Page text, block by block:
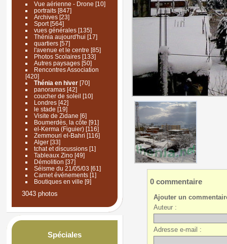
Vue aérienne - Drone [10]
portraits[847]
Archives [23]
Sport[564]
vues générales[135]
Thénia aujourd'hui [17]
quartiers[57]
l'avenue et le centre [85]
Photos Scolaires[133]
Autres paysages[50]
Rencontres Association
[420]
Thénia en hiver[70]
panoramas[42]
coucher de soleil [10]
Londres[42]
le stade [19]
Visite de Zidane [6]
Boumerdès, la côte [91]
el-Kerma (Figuier)[116]
Zemmouri el-Bahri [116]
Alger[33]
tchat et discussions[1]
Tableaux Zino[49]
Démolition [37]
Séisme du 21/05/03 [61]
Carnet événements[1]
Boutiques en ville [9]
3043 photos
Spéciales
0 commentaire
Ajouter un
Auteur :
Adresse e-mail :